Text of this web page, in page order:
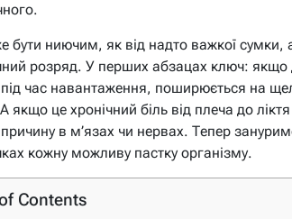
бути ниючим, як від надто важкої сумки,
розряд. У перших абзацах ключ:
час навантаження, поширюється на
якщо це хронічний біль від плеча до
в м’язах чи нервах. Тепер
кожну можливу пастку організму.
Contents